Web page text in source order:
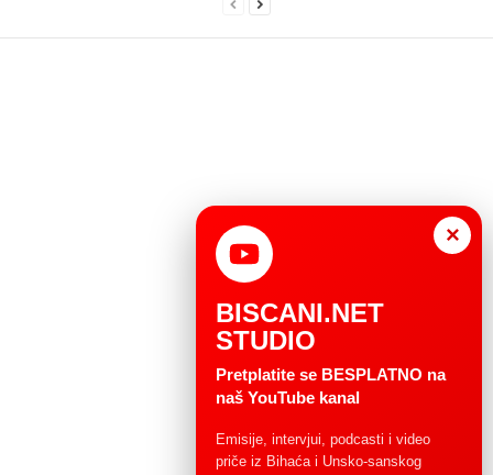
×
BISCANI.NET
STUDIO
Pretplatite se BESPLATNO na
naš YouTube kanal
Emisije, intervjui, podcasti i video
priče iz Bihaća i Unsko-sanskog